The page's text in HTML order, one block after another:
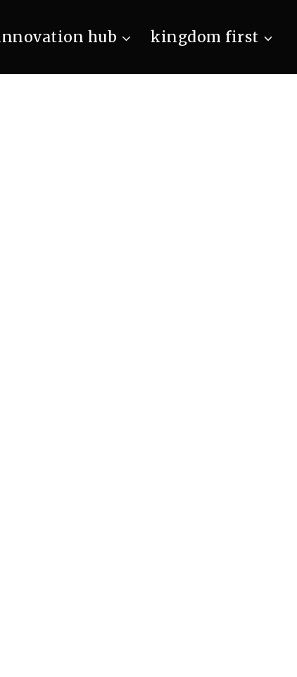
hub kingdom first